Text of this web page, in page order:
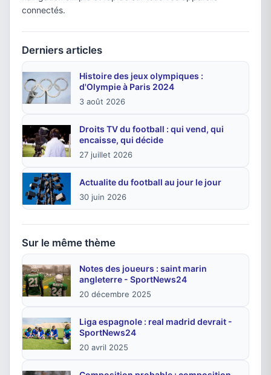
connectés.
Derniers articles
Histoire des jeux olympiques :
d'Olympie à Paris 2024
3 août 2026
Droits TV du football : qui vend, qui
encaisse, qui décide
27 juillet 2026
Actualite du football au jour le jour
30 juin 2026
Sur le même thème
Notes des joueurs : saint marin
angleterre - SportNews24
20 décembre 2025
Liga espagnole : real madrid devrait -
SportNews24
20 avril 2025